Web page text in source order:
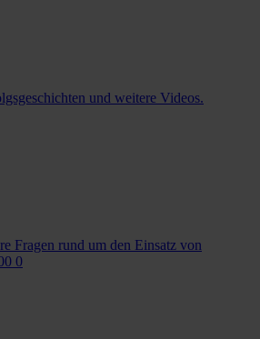
und weitere Videos.
Fragen rund um den Einsatz von
0